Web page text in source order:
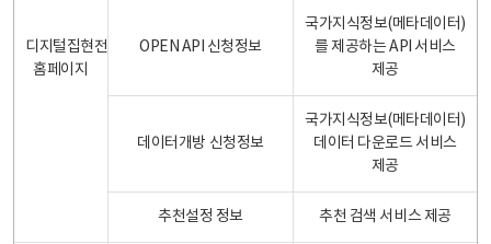
디지털집현전
홈페이지
OPEN API 신청정보
국가지식정보(메타데이터)
를 제공하는 API 서비스
제공
데이터개방 신청정보
국가지식정보(메타데이터)
데이터 다운로드 서비스
제공
추천설정 정보 추천 검색 서비스 제공